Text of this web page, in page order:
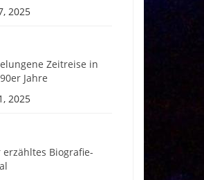
2025
Zeitreise in
Jahre
2025
erzähltes Biografie-